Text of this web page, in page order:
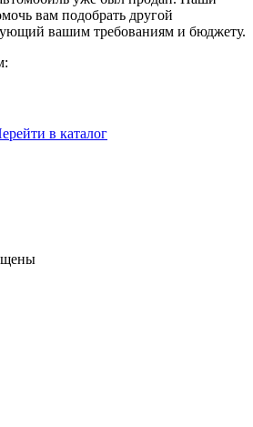
вам подобрать другой
вашим требованиям и бюджету.
в каталог